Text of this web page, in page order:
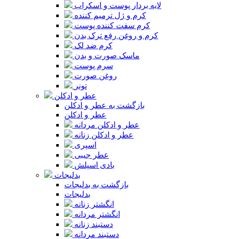
لایه بردار پوست و اسکراب
کرم و ژل ترمیم کننده
کرم سفت کننده پوست
کرم و روغن رفع ترک بدن
کرم ضد لک
ماسک صورت و بدن
سرم پوست
روغن صورت
تونر
عطر و ادکلن
بازگشت به عطر و ادکلن
عطر و ادکلن
عطر و ادکلن مردانه
عطر و ادکلن زنانه
اسپری
عطر جیبی
بادی اسپلش
بدلیجات
بازگشت به بدلیجات
بدلیجات
انگشتر زنانه
انگشتر مردانه
دستبند زنانه
دستبند مردانه